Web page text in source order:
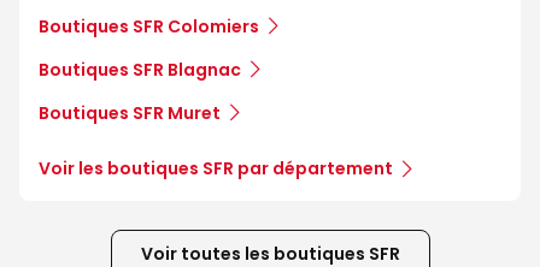
Boutiques SFR Colomiers
Boutiques SFR Blagnac
Boutiques SFR Muret
Voir les boutiques SFR par département
Voir toutes les boutiques SFR